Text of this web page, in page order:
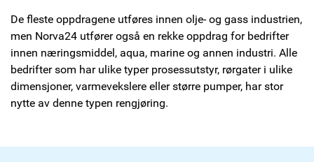
De fleste oppdragene utføres innen olje- og gass industrien,
men Norva24 utfører også en rekke oppdrag for bedrifter
innen næringsmiddel, aqua, marine og annen industri. Alle
bedrifter som har ulike typer prosessutstyr, rørgater i ulike
dimensjoner, varmevekslere eller større pumper, har stor
nytte av denne typen rengjøring.